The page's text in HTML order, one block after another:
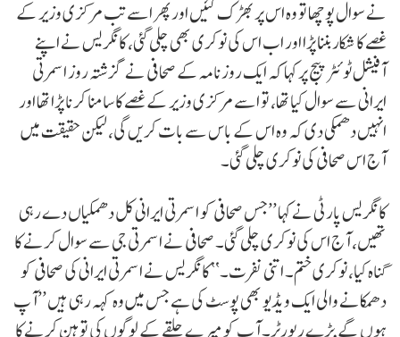
نے سوال پوچھا تو وہ اس پر بھڑک گئیں اور پھر اسے تب مرکزی وزیر کے
غصے کا شکار بننا پڑا اور اب اس کی نوکری بھی چلی گئی، کانگریس نے اپنے
آفیشل ٹوئٹر پیج پر کہا کہ ایک روزنامہ کے صحافی نے گزشتہ روز اسمرتی
ایرانی سے سوال کیا تھا، تو اسے مرکزی وزیر کے غصے کا سامنا کرنا پڑا تھا اور
انہیں دھمکی دی کہ وہ اس کے باس سے بات کریں گی، لیکن حقیقت میں
آج اس صحافی کی نوکری چلی گئی۔
کانگریس پارٹی نے کہا ’’جس صحافی کو اسمرتی ایرانی کل دھمکیاں دے رہی
تھیں، آج اس کی نوکری چلی گئی۔ صحافی نے اسمرتی جی سے سوال کرنے کا
گناہ کیا، نوکری ختم۔ اتنی نفرت۔‘‘ کانگریس نے اسمرتی ایرانی کی صحافی کو
دھمکانے والی ایک ویڈیو بھی پوسٹ کی ہے جس میں وہ کہہ رہی ہیں ’’آپ
ہوں گے بڑے رپورٹر۔ آپ کو میرے حلقے کے لوگوں کی توہین کرنے کا